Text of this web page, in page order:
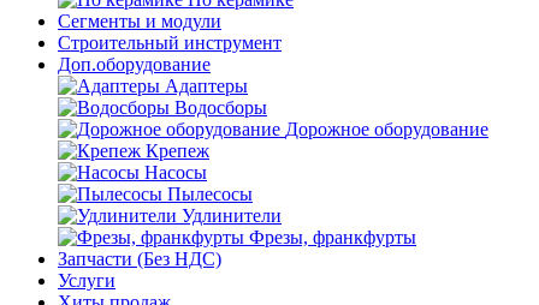
Сегменты и модули
Строительный инструмент
Доп.оборудование
Адаптеры
Водосборы
Дорожное оборудование
Крепеж
Насосы
Пылесосы
Удлинители
Фрезы, франкфурты
Запчасти (Без НДС)
Услуги